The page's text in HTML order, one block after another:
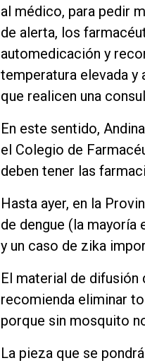
al médico, para pedir
de alerta, los
automedicación y
temperatura elevada y
que realicen una
En este sentido,
el Colegio de
deben tener las
Hasta ayer, en la
de dengue (la mayoría
y un caso de zika
El material de difusión
recomienda eliminar
porque sin mosquito
La pieza que se